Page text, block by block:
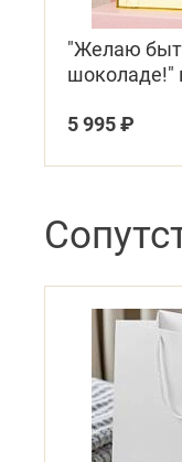
"Желаю
шоколаде!"
5 995 ₽